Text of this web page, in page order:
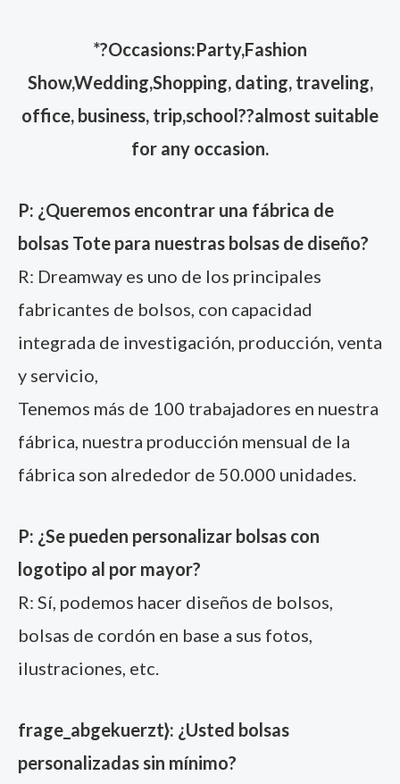
*?Occasions:Party,Fashion
Show,Wedding,Shopping, dating, traveling,
office, business, trip,school??almost suitable
for any occasion.
P: ¿Queremos encontrar una fábrica de
bolsas Tote para nuestras bolsas de diseño?
R: Dreamway es uno de los principales
fabricantes de bolsos, con capacidad
integrada de investigación, producción, venta
y servicio,
Tenemos más de 100 trabajadores en nuestra
fábrica, nuestra producción mensual de la
fábrica son alrededor de 50.000 unidades.
P: ¿Se pueden personalizar bolsas con
logotipo al por mayor?
R: Sí, podemos hacer diseños de bolsos,
bolsas de cordón en base a sus fotos,
ilustraciones, etc.
frage_abgekuerzt}: ¿Usted bolsas
personalizadas sin mínimo?